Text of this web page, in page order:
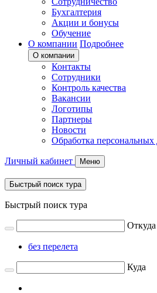
Бухгалтерия
Акции и бонусы
Обучение
О компании Подробнее
О компании
Контакты
Сотрудники
Контроль качества
Вакансии
Логотипы
Партнеры
Новости
Обработка
Личный кабинет Меню
Быстрый поиск тура
Быстрый поиск тура
Откуда
без перелета
Куда